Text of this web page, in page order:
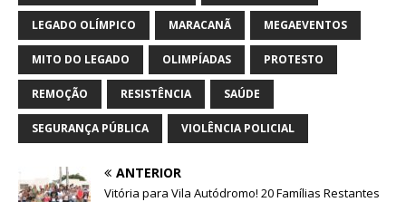
LEGADO OLÍMPICO MARACANÃ MEGAEVENTOS
MITO DO LEGADO OLIMPÍADAS PROTESTO
REMOÇÃO RESISTÊNCIA SAÚDE
SEGURANÇA PÚBLICA VIOLÊNCIA POLICIAL
ANTERIOR
Vitória para Vila Autódromo! 20 Famílias Restantes